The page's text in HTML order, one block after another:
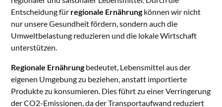
Entscheidung für regionale Ernährung können wir nicht
nur unsere Gesundheit fördern, sondern auch die
Umweltbelastung reduzieren und die lokale Wirtschaft
unterstützen.
Regionale Ernährung bedeutet, Lebensmittel aus der
eigenen Umgebung zu beziehen, anstatt importierte
Produkte zu konsumieren. Dies führt zu einer Verringerung
der CO2-Emissionen, da der Transportaufwand reduziert